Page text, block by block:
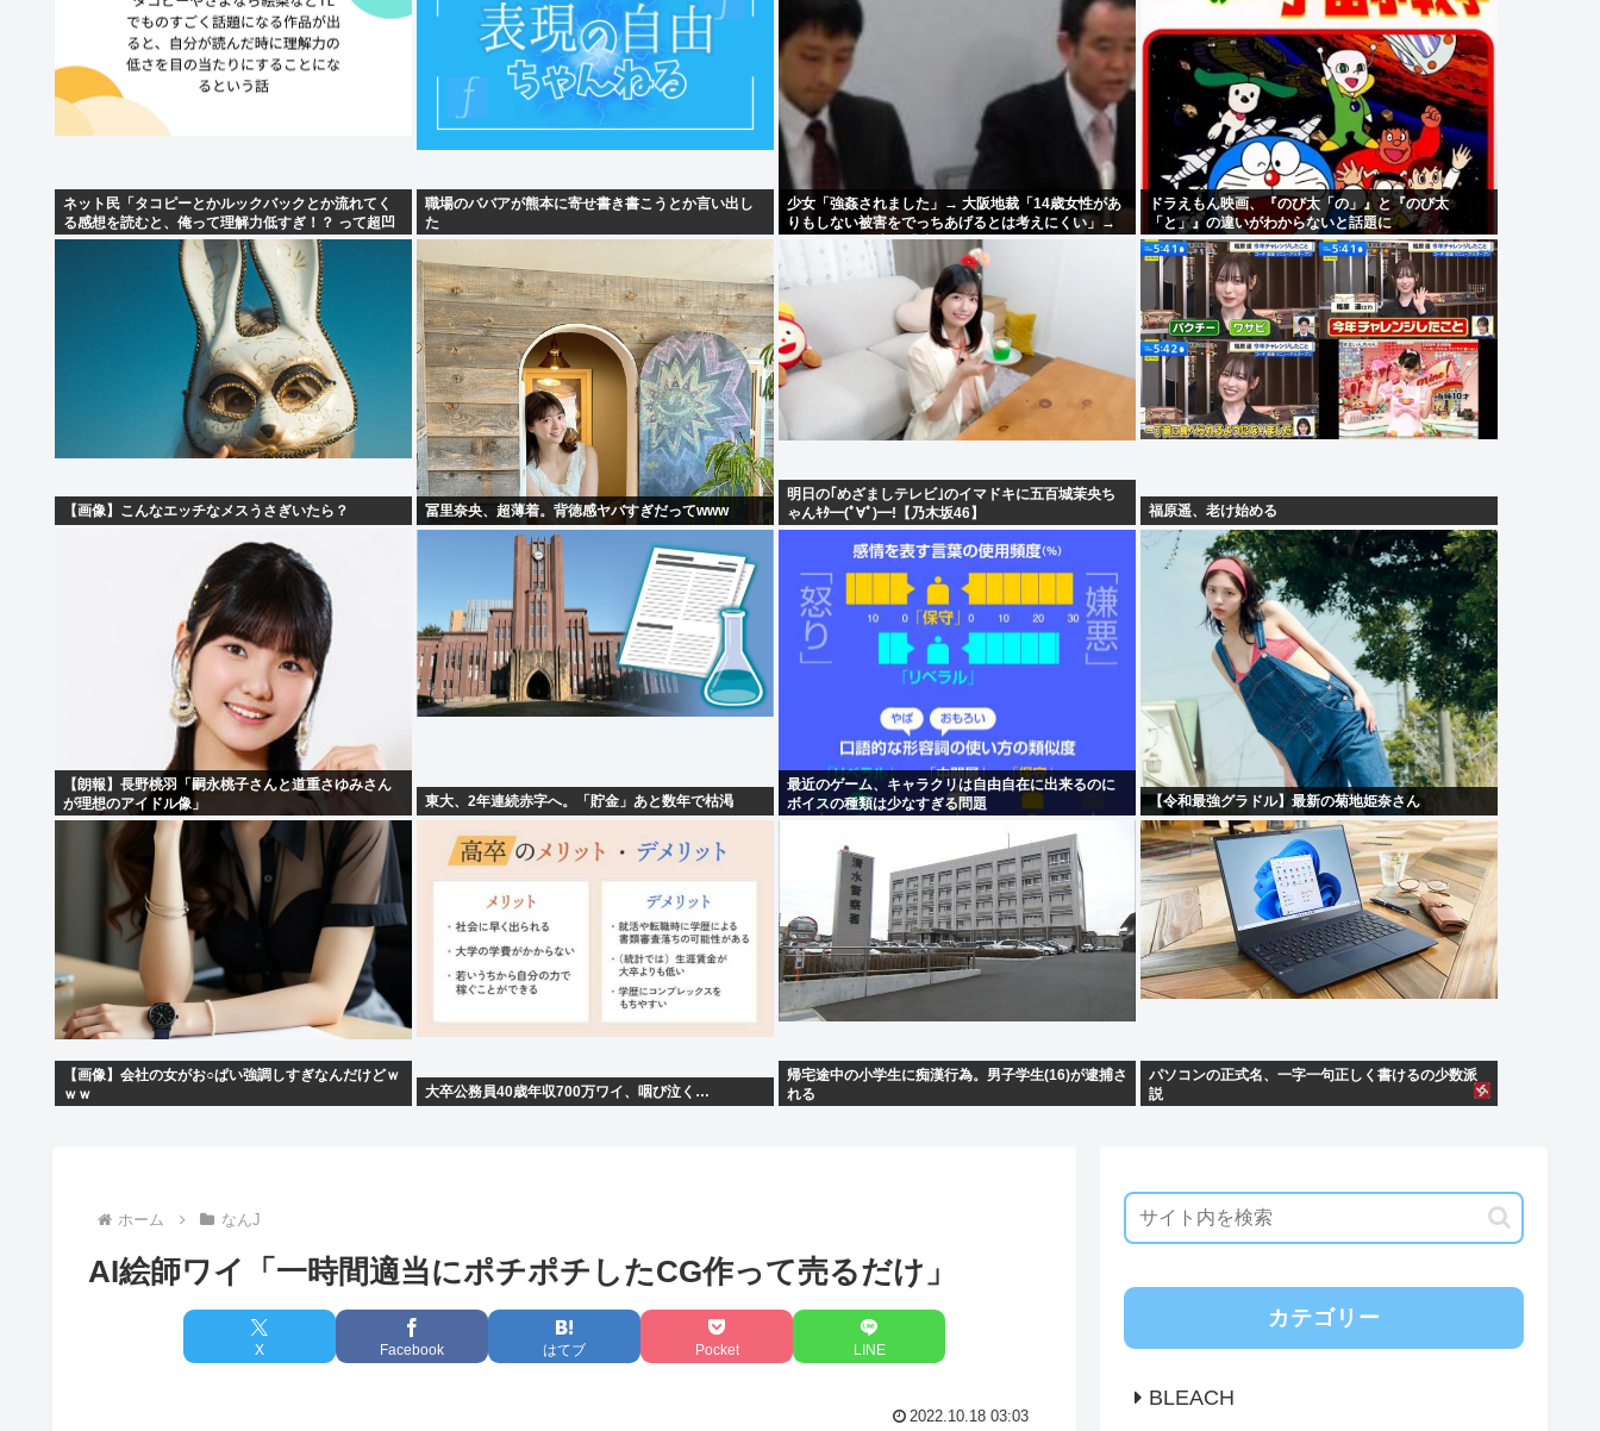
ネット民「タコピーとかルックバックとか流れてく
る感想を読むと、俺って理解力低すぎ！？ って超凹
む。つらい」
職場のババアが熊本に寄せ書き書こうとか言い出し
た
少女「強姦されました」→ 大阪地裁「14歳女性があ
りもしない被害をでっちあげるとは考えにくい」→
懲役12年→元少女「嘘でしたw」
ドラえもん映画、『のび太「の」』と『のび太
「と」』の違いがわからないと話題に
【画像】こんなエッチなメスうさぎいたら？ 冨里奈央、超薄着。背徳感ヤバすぎだってwww
明日の｢めざましテレビ｣のイマドキに五百城茉央ち
ゃんｷﾀ━(ﾟ∀ﾟ)━!【乃木坂46】
福原遥、老け始める
【朗報】長野桃羽「嗣永桃子さんと道重さゆみさん
が理想のアイドル像」
東大、2年連続赤字へ。「貯金」あと数年で枯渇
最近のゲーム、キャラクリは自由自在に出来るのに
ボイスの種類は少なすぎる問題
【令和最強グラドル】最新の菊地姫奈さん
【画像】会社の女がお○ぱい強調しすぎなんだけどｗ
ｗｗ
大卒公務員40歳年収700万ワイ、咽び泣く…
帰宅途中の小学生に痴漢行為。男子学生(16)が逮捕さ
れる
パソコンの正式名、一字一句正しく書けるの少数派
説
ホーム なんJ
AI絵師ワイ「一時間適当にポチポチしたCG作って売るだけ」
X Facebook はてブ Pocket LINE
2022.10.18 03:03
カテゴリー
BLEACH